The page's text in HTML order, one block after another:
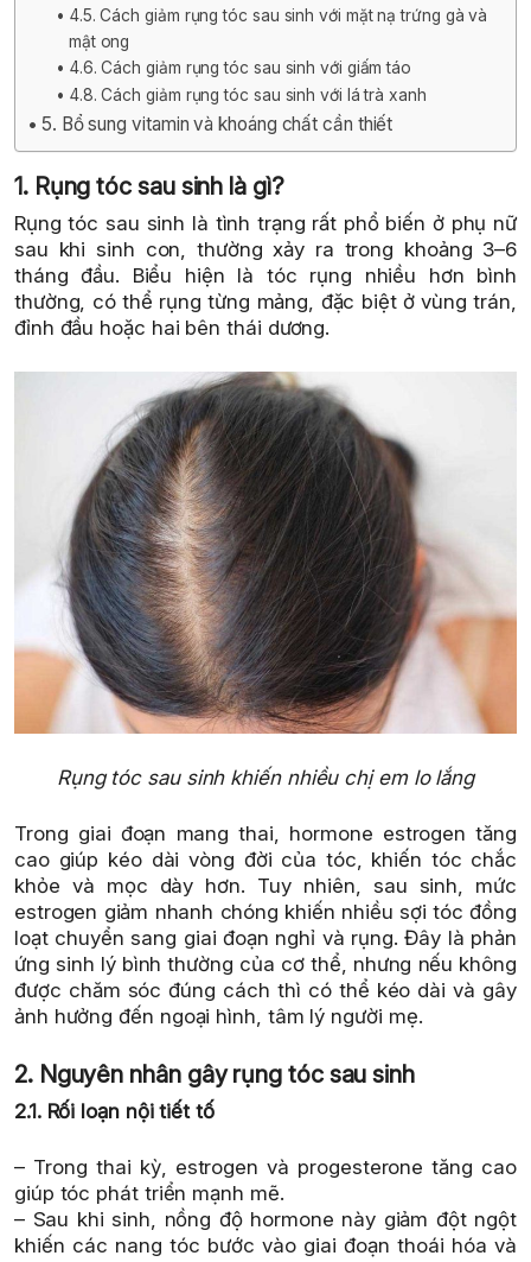
4.5. Cách giảm rụng tóc sau sinh với mặt nạ trứng gà và
mật ong
4.6. Cách giảm rụng tóc sau sinh với giấm táo
4.8. Cách giảm rụng tóc sau sinh với lá trà xanh
5. Bổ sung vitamin và khoáng chất cần thiết
1. Rụng tóc sau sinh là gì?
Rụng tóc sau sinh là tình trạng rất phổ biến ở phụ nữ
sau khi sinh con, thường xảy ra trong khoảng 3–6
tháng đầu. Biểu hiện là tóc rụng nhiều hơn bình
thường, có thể rụng từng mảng, đặc biệt ở vùng trán,
đỉnh đầu hoặc hai bên thái dương.
Rụng tóc sau sinh khiến nhiều chị em lo lắng
Trong giai đoạn mang thai, hormone estrogen tăng
cao giúp kéo dài vòng đời của tóc, khiến tóc chắc
khỏe và mọc dày hơn. Tuy nhiên, sau sinh, mức
estrogen giảm nhanh chóng khiến nhiều sợi tóc đồng
loạt chuyển sang giai đoạn nghỉ và rụng. Đây là phản
ứng sinh lý bình thường của cơ thể, nhưng nếu không
được chăm sóc đúng cách thì có thể kéo dài và gây
ảnh hưởng đến ngoại hình, tâm lý người mẹ.
2. Nguyên nhân gây rụng tóc sau sinh
2.1. Rối loạn nội tiết tố
– Trong thai kỳ, estrogen và progesterone tăng cao
giúp tóc phát triển mạnh mẽ.
– Sau khi sinh, nồng độ hormone này giảm đột ngột
khiến các nang tóc bước vào giai đoạn thoái hóa và